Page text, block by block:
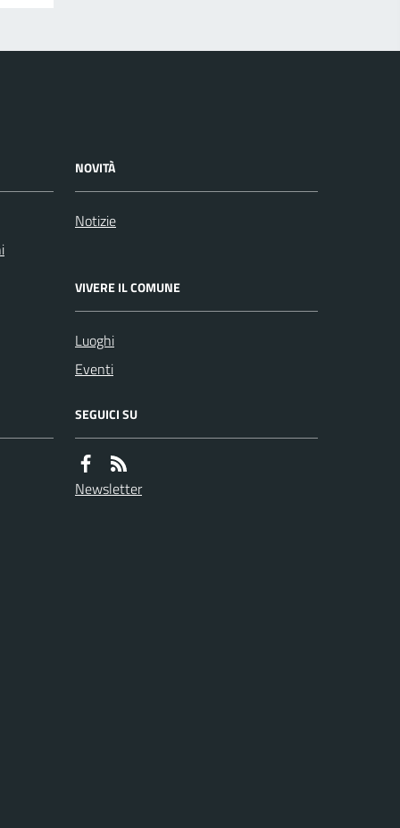
NOVITÀ
Notizie
VIVERE IL COMUNE
Luoghi
Eventi
SEGUICI SU
Newsletter